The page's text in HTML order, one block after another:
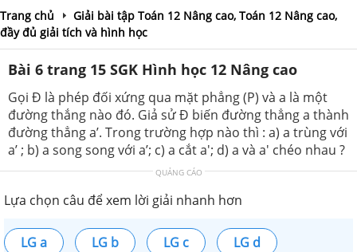
Trang chủ
Giải bài tập Toán 12 Nâng cao, Toán 12 Nâng cao,
đầy đủ giải tích và hình học
Bài 6 trang 15 SGK Hình học 12 Nâng cao
Gọi Đ là phép đối xứng qua mặt phẳng (P) và a là một
đường thắng nào đó. Giả sử Đ biến đường thẳng a thành
đường thẳng a’. Trong trường hợp nào thì : a) a trùng với
a’ ; b) a song song với a’; c) a cắt a'; d) a và a' chéo nhau ?
QUẢNG CÁO
Lựa chọn câu để xem lời giải nhanh hơn
LG a LG b LG c LG d